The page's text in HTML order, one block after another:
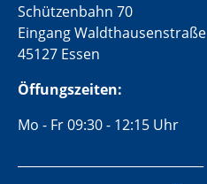
Schützenbahn 70
Eingang Waldthausenstraße
45127 Essen
Öffungszeiten:
Mo - Fr 09:30 - 12:15 Uhr